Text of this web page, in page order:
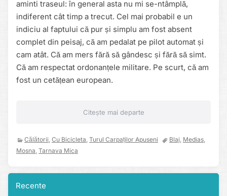
aminti traseul: în general asta nu mi se-ntâmplă,
indiferent cât timp a trecut. Cel mai probabil e un
indiciu al faptului că pur și simplu am fost absent
complet din peisaj, că am pedalat pe pilot automat și
cam atât. Că am mers fără să gândesc și fără să simt.
Că am respectat ordonanțele militare. Pe scurt, că am
fost un cetățean european.
Citește mai departe
Călătorii, Cu Bicicleta, Turul Carpaților Apuseni Blaj, Medias,
Mosna, Tarnava Mica
Recente